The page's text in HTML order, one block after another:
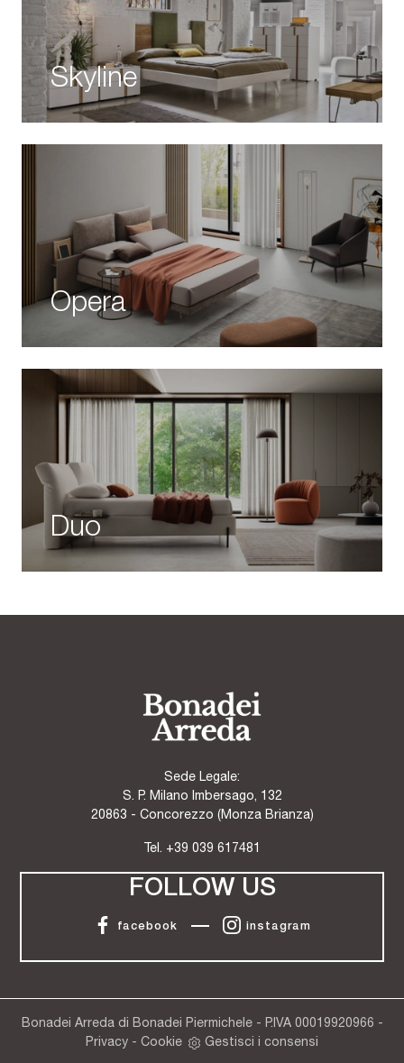
Skyline
Opera
Duo
Sede Legale:
S. P. Milano Imbersago, 132
20863 - Concorezzo (Monza Brianza)
Tel. +39 039 617481
FOLLOW US
facebook instagram
Bonadei Arreda di Bonadei Piermichele - P.IVA 00019920966 -
Privacy - Cookie Gestisci i consensi